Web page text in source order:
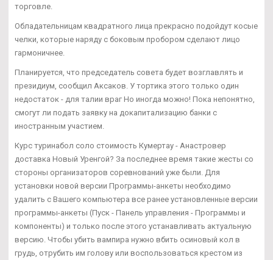
торговле.
Обладательницам квадратного лица прекрасно подойдут косые
челки, которые наряду с боковым пробором сделают лицо
гармоничнее.
Планируется, что председатель совета будет возглавлять и
президиум, сообщил Аксаков. У тортика этого только один
недостаток - для талии враг Но иногда можно! Пока непонятно,
смогут ли подать заявку на докапитализацию банки с
иностранным участием.
Курс туринабол соло стоимость Кумертау - Анастровер
доставка Новый Уренгой? За последнее время такие жесты со
стороны организаторов соревнований уже были. Для
установки новой версии Программы-анкеты необходимо
удалить с Вашего компьютера все ранее установленные версии
программы-анкеты (Пуск - Панель управления - Программы и
компоненты) и только после этого устанавливать актуальную
версию. Чтобы убить вампира нужно вбить осиновый кол в
грудь, отрубить им голову или воспользоваться крестом из